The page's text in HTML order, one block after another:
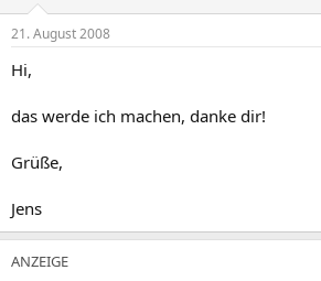
21. August 2008
Hi,
das werde ich machen, danke dir!
Grüße,
Jens